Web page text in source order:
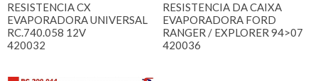
RESISTENCIA CX
EVAPORADORA UNIVERSAL
RC.740.058 12V
420032
RESISTENCIA DA CAIXA
EVAPORADORA FORD
RANGER / EXPLORER 94>07
420036